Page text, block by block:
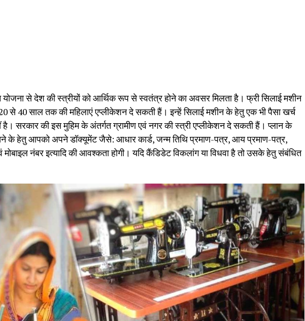
योजना से देश की स्त्रीयों को आर्थिक रूप से स्वतंत्र होने का अवसर म‍िलता है। फ्री सिलाई मशीन
से 40 साल तक की महिलाएं एप्लीकेशन दे सकती हैं। इन्‍हें सिलाई मशीन के हेतु एक भी पैसा खर्च
सरकार की इस मुहिम के अंतर्गत ग्रामीण एवं नगर की स्त्री एप्लीकेशन दे सकती हैं। प्लान के
के हेतु आपको अपने डॉक्यूमेंट जैसे: आधार कार्ड, जन्म तिथि प्रमाण-पत्र, आय प्रमाण-पत्र,
मोबाइल नंबर इत्यादि की आवश्कता होगी। यद‍ि कैंडिडेट व‍िकलांग या व‍िधवा है तो उसके हेतु संबंध‍ित